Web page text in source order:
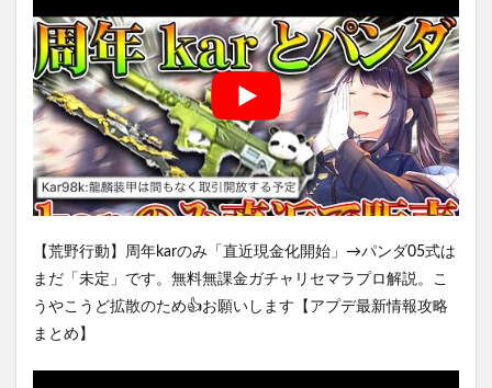
【荒野行動】周年karのみ「直近現金化開始」→パンダ05式は
まだ「未定」です。無料無課金ガチャリセマラプロ解説。こ
うやこうど拡散のため👍お願いします【アプデ最新情報攻略
まとめ】